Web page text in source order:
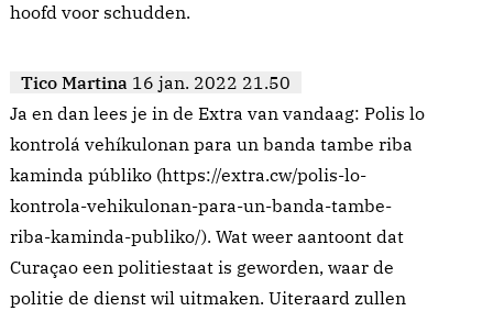
hoofd voor schudden.
Tico Martina 16 jan. 2022 21.50
Ja en dan lees je in de Extra van vandaag: Polis lo
kontrolá vehíkulonan para un banda tambe riba
kaminda públiko (https://extra.cw/polis-lo-
kontrola-vehikulonan-para-un-banda-tambe-
riba-kaminda-publiko/). Wat weer aantoont dat
Curaçao een politiestaat is geworden, waar de
politie de dienst wil uitmaken. Uiteraard zullen